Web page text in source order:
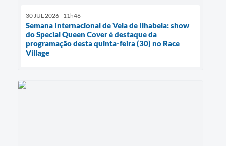
30 JUL 2026 - 11h46
Semana Internacional de Vela de Ilhabela: show
do Special Queen Cover é destaque da
programação desta quinta-feira (30) no Race
Village